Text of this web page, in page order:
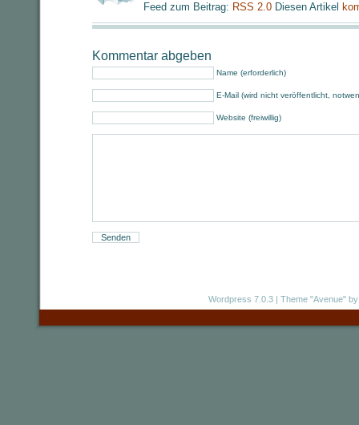
Feed zum Beitrag: RSS 2.0 Diesen Artikel
Kommentar abgeben
Name (erforderlich)
E-Mail (wird nicht veröffentlicht,
Website (freiwillig)
Wordpress 7.0.3 | Theme "Avenue"